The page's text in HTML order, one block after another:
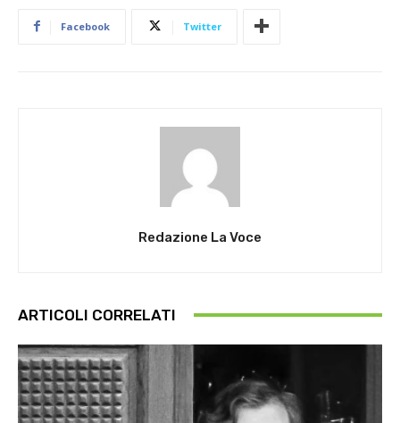
Facebook Twitter
Redazione La Voce
ARTICOLI CORRELATI